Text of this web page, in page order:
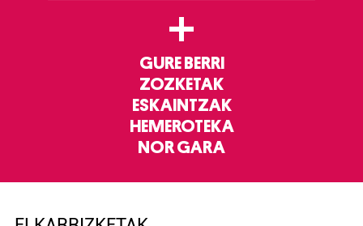
+
GURE BERRI
ZOZKETAK
ESKAINTZAK
HEMEROTEKA
NOR GARA